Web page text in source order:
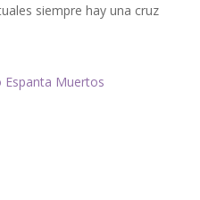
siempre hay una cruz
Espanta Muertos